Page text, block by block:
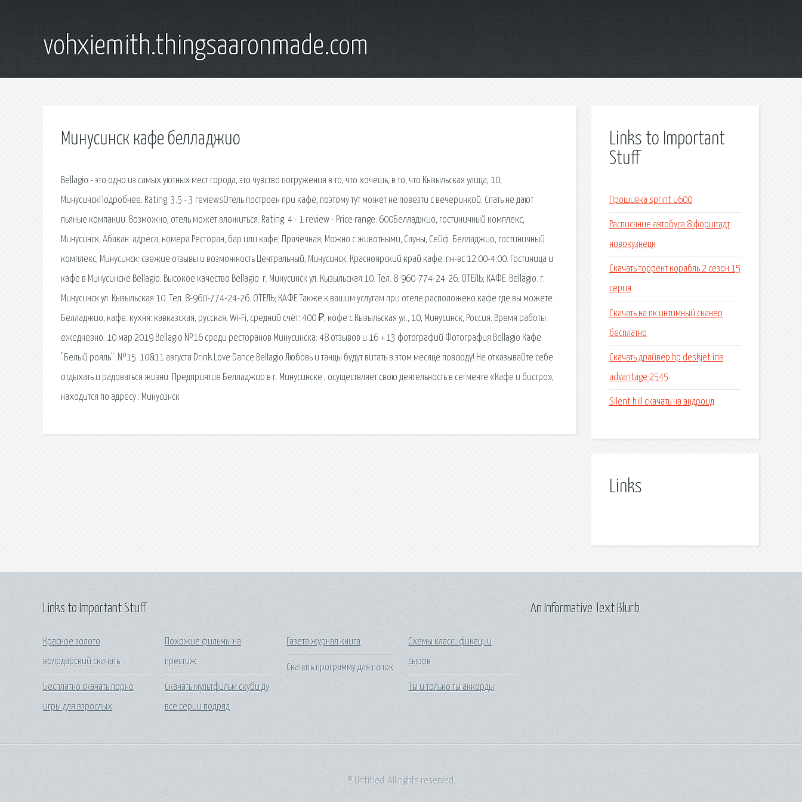
vohxiemith.thingsaaronmade.com
Минусинск кафе белладжио
Bellagio - это одно из самых уютных мест города, это чувство погружения в то, что хочешь, в то, что Кызыльская улица, 10,
МинусинскПодробнее. Rating: 3.5 - 3 reviewsОтель построен при кафе, поэтому тут может не повезти с вечеринкой. Спать не дают
пьяные компании. Возможно, отель может вложиться. Rating: 4 - 1 review - Price range: 600Белладжио, гостиничный комплекс,
Минусинск, Абакан: адреса, номера Ресторан, бар или кафе, Прачечная, Можно с животными, Сауны, Сейф. Белладжио, гостиничный
комплекс, Минусинск: свежие отзывы и возможность Центральный, Минусинск, Красноярский край кафе: пн-вс 12:00-4:00. Гостиница и
кафе в Минусинске Bellagio. Высокое качество Bellagio. г. Минусинск ул. Кызыльская 10. Тел. 8-960-774-24-26. ОТЕЛЬ; КАФЕ. Bellagio. г.
Минусинск ул. Кызыльская 10. Тел. 8-960-774-24-26. ОТЕЛЬ; КАФЕ Также к вашим услугам при отеле расположено кафе где вы можете.
Белладжио, кафе. кухня: кавказская, русская, Wi-Fi, средний счёт: 400 ₽, кофе с Кызыльская ул., 10, Минусинск, Россия. Время работы
ежедневно. 10 мар 2019 Bellagio №16 среди ресторанов Минусинска: 48 отзывов и 16 + 13 фотографий Фотография Bellagio Кафе
"Белый рояль". №15. 10&11 августа Drink Love Dance Bellagio Любовь и танцы будут витать в этом месяце повсюду! Не отказывайте себе
отдыхать и радоваться жизни. Предприятие Белладжио в г. Минусинске , осуществляет свою деятельность в сегменте «Кафе и бистро»,
находится по адресу . Минусинск
Links to Important
Stuff
Прошивка sprint u600
Расписание автобуса 8 форштадт
новокузнецк
Скачать торрент корабль 2 сезон 15
серия
Скачать на пк интимный сканер
бесплатно
Скачать драйвер hp deskjet ink
advantage 2545
Silent hill скачать на андроид
Links
Links to Important Stuff
Красное золото
володарский скачать
Бесплатно скачать порно
игры для взрослых
Похожие фильмы на
престиж
Скачать мультфильм скуби ду
все серии подряд
Газета журнал книга
Скачать программу для папок
Схемы классификации
сыров
Ты и только ты аккорды
An Informative Text Blurb
© Untitled. All rights reserved.